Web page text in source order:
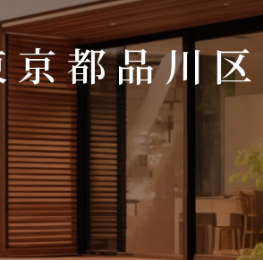
都品川区